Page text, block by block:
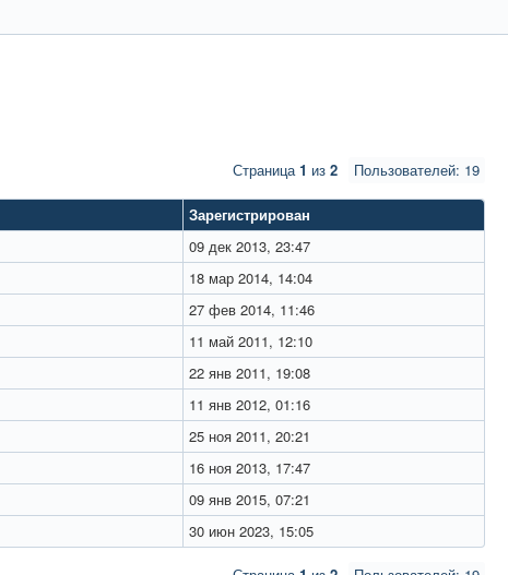
Пользователей: 19
Страница1 из 2
Зарегистрирован
09 дек 2013, 23:47
18 мар 2014, 14:04
27 фев 2014, 11:46
11 май 2011, 12:10
22 янв 2011, 19:08
11 янв 2012, 01:16
25 ноя 2011, 20:21
16 ноя 2013, 17:47
09 янв 2015, 07:21
30 июн 2023, 15:05